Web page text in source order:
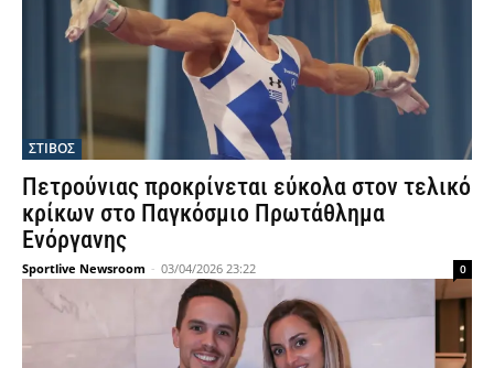
ΣΤΙΒΟΣ
Πετρούνιας προκρίνεται εύκολα στον τελικό
κρίκων στο Παγκόσμιο Πρωτάθλημα
Ενόργανης
Sportlive Newsroom - 03/04/2026 23:22 0